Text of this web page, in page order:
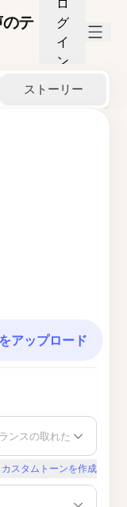
テ
ロ
グ
イ
ン
ストーリー
アップロード
ンスの取れた
カスタムトーンを作成